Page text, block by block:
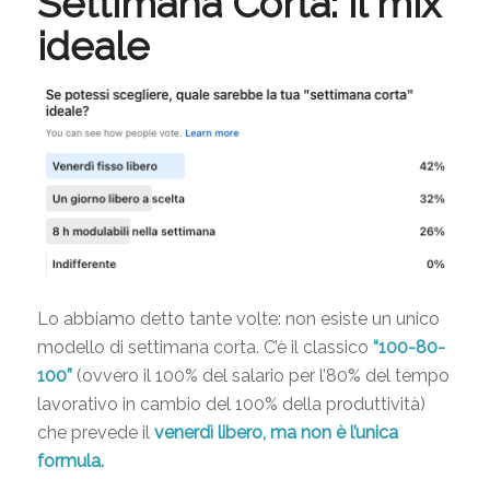
ideale
Lo abbiamo detto tante volte: non esiste un unico
modello di settimana corta. C’è il classico “100-80-
100”(ovvero il 100% del salario per l’80% del tempo
lavorativo in cambio del 100% della produttività)
che prevede il venerdì libero, ma non è l’unica
formula.